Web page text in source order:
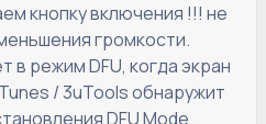
кнопку включения !!! не
громкости.
в режим DFU, когда экран
/ 3uTools обнаружит
DFU Mode.